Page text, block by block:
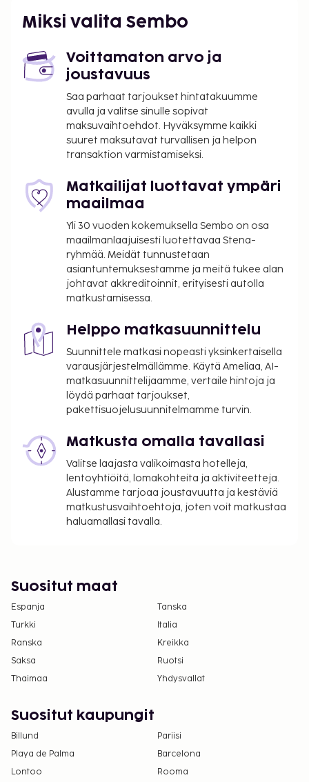
Miksi valita Sembo
Voittamaton arvo ja
joustavuus
Saa parhaat tarjoukset hintatakuumme
avulla ja valitse sinulle sopivat
maksuvaihtoehdot. Hyväksymme kaikki
suuret maksutavat turvallisen ja helpon
transaktion varmistamiseksi.
Matkailijat luottavat ympäri
maailmaa
Yli 30 vuoden kokemuksella Sembo on osa
maailmanlaajuisesti luotettavaa Stena-
ryhmää. Meidät tunnustetaan
asiantuntemuksestamme ja meitä tukee alan
johtavat akkreditoinnit, erityisesti autolla
matkustamisessa.
Helppo matkasuunnittelu
Suunnittele matkasi nopeasti yksinkertaisella
varausjärjestelmällämme. Käytä Ameliaa, AI-
matkasuunnittelijaamme, vertaile hintoja ja
löydä parhaat tarjoukset,
pakettisuojelusuunnitelmamme turvin.
Matkusta omalla tavallasi
Valitse laajasta valikoimasta hotelleja,
lentoyhtiöitä, lomakohteita ja aktiviteetteja.
Alustamme tarjoaa joustavuutta ja kestäviä
matkustusvaihtoehtoja, joten voit matkustaa
haluamallasi tavalla.
Suositut maat
Espanja
Tanska
Turkki
Italia
Ranska
Kreikka
Saksa
Ruotsi
Thaimaa
Yhdysvallat
Suositut kaupungit
Billund
Pariisi
Playa de Palma
Barcelona
Lontoo
Rooma